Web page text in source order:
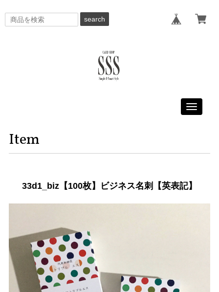
search
Toggle
Item
33d1_biz【100枚】ビジネス名刺【英表記】